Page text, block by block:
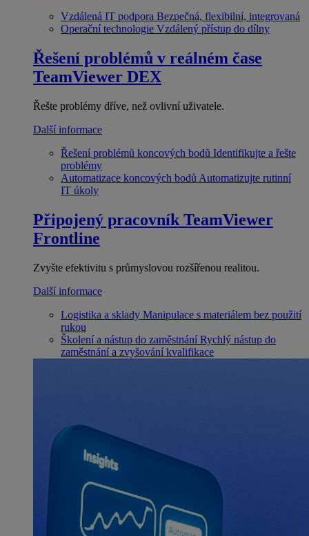
Vzdálená IT podpora Bezpečná, flexibilní, integrovaná
Operační technologie Vzdálený přístup do dílny
Řešení problémů v reálném čase
TeamViewer DEX
Řešte problémy dříve, než ovlivní uživatele.
Další informace
Řešení problémů koncových bodů Identifikujte a řešte
problémy
Automatizace koncových bodů Automatizujte rutinní
IT úkoly
Připojený pracovník TeamViewer
Frontline
Zvyšte efektivitu s průmyslovou rozšířenou realitou.
Další informace
Logistika a sklady Manipulace s materiálem bez použití
rukou
Školení a nástup do zaměstnání Rychlý nástup do
zaměstnání a zvyšování kvalifikace